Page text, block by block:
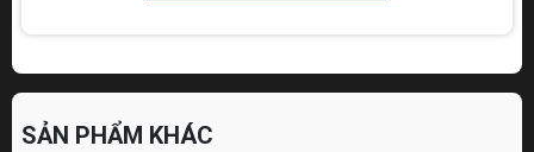
SẢN PHẨM KHÁC